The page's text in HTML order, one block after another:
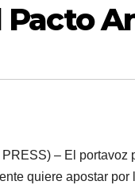
Pacto
– El
quiere apostar